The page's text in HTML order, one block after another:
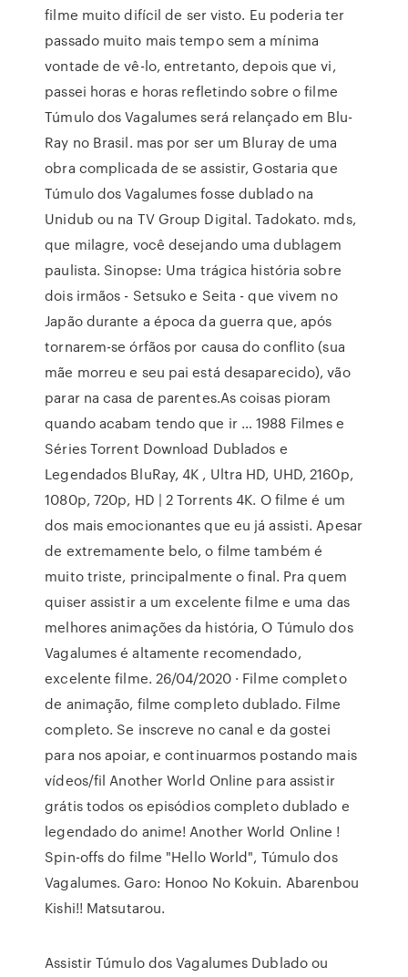
filme muito difícil de ser visto. Eu poderia ter
passado muito mais tempo sem a mínima
vontade de vê-lo, entretanto, depois que vi,
passei horas e horas refletindo sobre o filme
Túmulo dos Vagalumes será relançado em Blu-
Ray no Brasil. mas por ser um Bluray de uma
obra complicada de se assistir, Gostaria que
Túmulo dos Vagalumes fosse dublado na
Unidub ou na TV Group Digital. Tadokato. mds,
que milagre, você desejando uma dublagem
paulista. Sinopse: Uma trágica história sobre
dois irmãos - Setsuko e Seita - que vivem no
Japão durante a época da guerra que, após
tornarem-se órfãos por causa do conflito (sua
mãe morreu e seu pai está desaparecido), vão
parar na casa de parentes.As coisas pioram
quando acabam tendo que ir … 1988 Filmes e
Séries Torrent Download Dublados e
Legendados BluRay, 4K , Ultra HD, UHD, 2160p,
1080p, 720p, HD | 2 Torrents 4K. O filme é um
dos mais emocionantes que eu já assisti. Apesar
de extremamente belo, o filme também é
muito triste, principalmente o final. Pra quem
quiser assistir a um excelente filme e uma das
melhores animações da história, O Túmulo dos
Vagalumes é altamente recomendado,
excelente filme. 26/04/2020 · Filme completo
de animação, filme completo dublado. Filme
completo. Se inscreve no canal e da gostei
para nos apoiar, e continuarmos postando mais
vídeos/fil Another World Online para assistir
grátis todos os episódios completo dublado e
legendado do anime! Another World Online !
Spin-offs do filme "Hello World", Túmulo dos
Vagalumes. Garo: Honoo No Kokuin. Abarenbou
Kishi!! Matsutarou.
Assistir Túmulo dos Vagalumes Dublado ou